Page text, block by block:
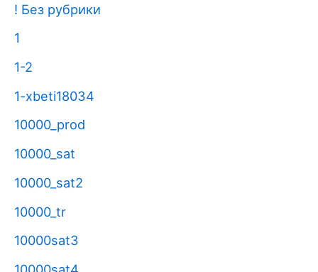
! Без рубрики
1
1-2
1-xbeti18034
10000_prod
10000_sat
10000_sat2
10000_tr
10000sat3